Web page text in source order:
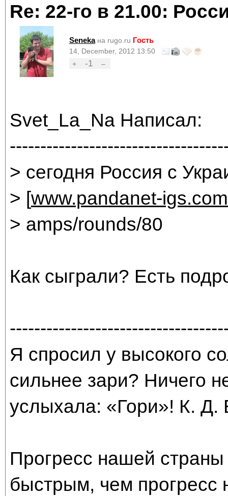
Re: 22-го в 21.00:
Seneka на rugo.ru Гость
14, December, 2012 13:50
+
-1 –
Svet_La_Na Написал:
> сегодня Россия с
> [www.pandanet-igs.com
> amps/rounds/80
Как сыграли? Есть
Я спросил у высокого
сильнее зари? Ничего
услыхала: «Гори»! К. Д.
Прогресс нашей
быстрым, чем прогресс